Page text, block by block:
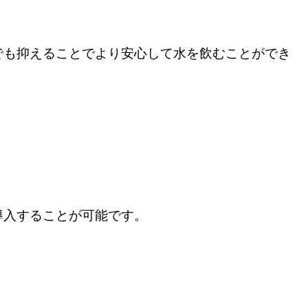
抑えることでより安心して水を飲むことができ
することが可能です。